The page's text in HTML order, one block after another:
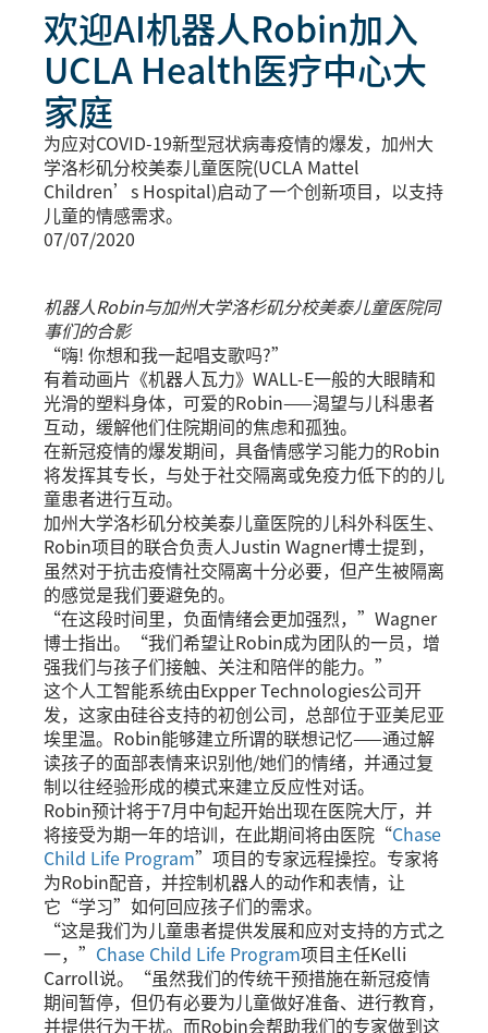
欢迎AI机器人Robin加入
UCLA Health医疗中心大
家庭
为应对COVID-19新型冠状病毒疫情的爆发，加州大
学洛杉矶分校美泰儿童医院(UCLA Mattel
Children’s Hospital)启动了一个创新项目，以支持
儿童的情感需求。
07/07/2020
机器人Robin与加州大学洛杉矶分校美泰儿童医院同
事们的合影
“嗨! 你想和我一起唱支歌吗?”
有着动画片《机器人瓦力》WALL-E一般的大眼睛和
光滑的塑料身体，可爱的Robin——渴望与儿科患者
互动，缓解他们住院期间的焦虑和孤独。
在新冠疫情的爆发期间，具备情感学习能力的Robin
将发挥其专长，与处于社交隔离或免疫力低下的的儿
童患者进行互动。
加州大学洛杉矶分校美泰儿童医院的儿科外科医生、
Robin项目的联合负责人Justin Wagner博士提到，
虽然对于抗击疫情社交隔离十分必要，但产生被隔离
的感觉是我们要避免的。
“在这段时间里，负面情绪会更加强烈，”Wagner
博士指出。“我们希望让Robin成为团队的一员，增
强我们与孩子们接触、关注和陪伴的能力。”
这个人工智能系统由Expper Technologies公司开
发，这家由硅谷支持的初创公司，总部位于亚美尼亚
埃里温。Robin能够建立所谓的联想记忆——通过解
读孩子的面部表情来识别他/她们的情绪，并通过复
制以往经验形成的模式来建立反应性对话。
Robin预计将于7月中旬起开始出现在医院大厅，并
将接受为期一年的培训，在此期间将由医院“Chase
Child Life Program”项目的专家远程操控。专家将
为Robin配音，并控制机器人的动作和表情，让
它“学习”如何回应孩子们的需求。
“这是我们为儿童患者提供发展和应对支持的方式之
一，” Chase Child Life Program项目主任Kelli
Carroll说。“虽然我们的传统干预措施在新冠疫情
期间暂停，但仍有必要为儿童做好准备、进行教育，
并提供行为干扰。而Robin会帮助我们的专家做到这